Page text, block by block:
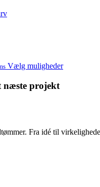
Vælg mulighederDette
vælges
næste projekt
Fra idé til